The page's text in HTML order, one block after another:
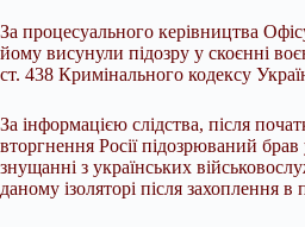
За процесуального керівництва
йому висунули підозру у скоєнні
ст. 438 Кримінального кодексу
За інформацією слідства, після
вторгнення Росії підозрюваний
знущанні з українських
даному ізоляторі після захоплення в